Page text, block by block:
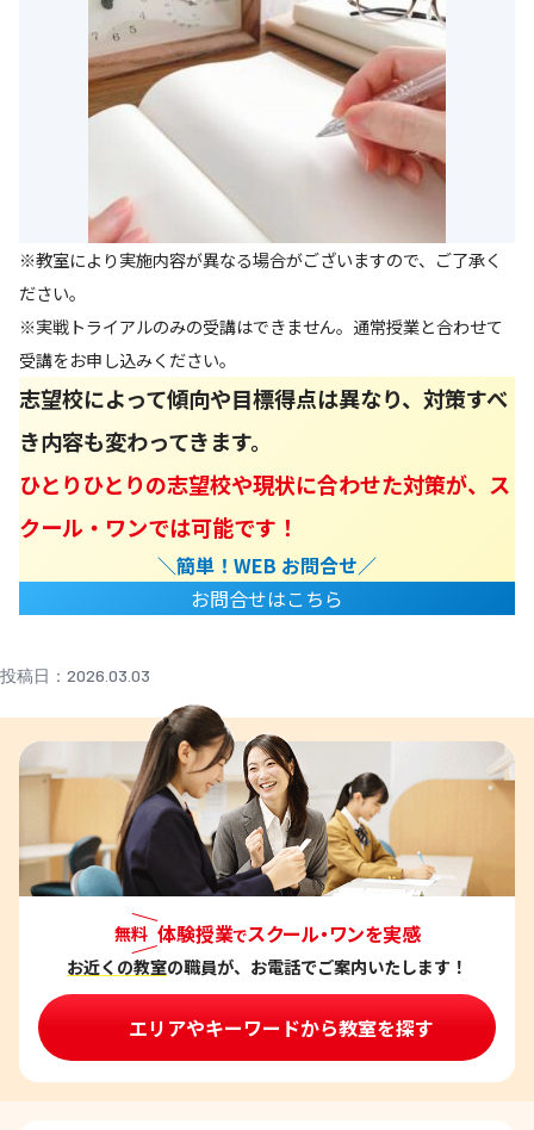
※教室により実施内容が異なる場合がございますので、ご了承く
ださい。
※実戦トライアルのみの受講はできません。通常授業と合わせて
受講をお申し込みください。
志望校によって傾向や目標得点は異なり、対策すべ
き内容も変わってきます。
ひとりひとりの志望校や現状に合わせた対策が、ス
クール・ワンでは可能です！
＼簡単！WEB お問合せ／
お問合せはこちら
投稿日：2026.03.03
無料 体験授業でスクール・ワンを実感
お近くの教室の職員が、お電話でご案内いたします！
エリアやキーワードから教室を探す